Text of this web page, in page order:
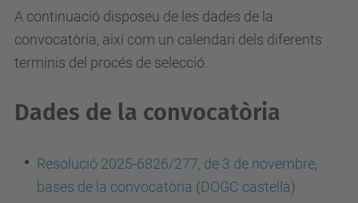
A continuació disposeu de les dades de la
convocatòria, així com un calendari dels diferents
terminis del procés de selecció.
Dades de la convocatòria
Resolució 2025-6826/277, de 3 de novembre,
bases de la convocatòria (DOGC castellà)